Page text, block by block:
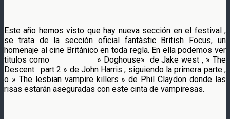
Este año hemos visto que hay nueva sección en el festival ,
se trata de la sección oficial fantàstic British Focus, un
homenaje al cine Británico en toda regla. En ella podemos ver
titulos como » Doghouse» de Jake west , » The
Descent : part 2 » de John Harris , siguiendo la primera parte ,
o » The lesbian vampire killers » de Phil Claydon donde las
risas estarán aseguradas con este cinta de vampiresas.